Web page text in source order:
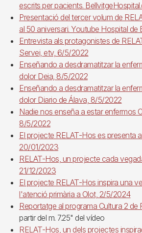
escrits per pacients.
Presentació del tercer volum de
al 50 aniversari. Youtube Hospital
Entrevista als protagonistes de
Servei, etv, 6/5/2022
Enseñando a desdramatitzar la
dolor Deia, 8/5/2022
Enseñando a desdramatitzar la
dolor Diario de Álava, 8/5/2022
Nadie nos enseña a estar enfermos
8/5/2022
El projecte RELAT-Hos es presenta
20/01/2023
RELAT-Hos, un projecte cada
21/12/2023
El projecte RELAT-Hos inspira una
l'atenció primària a Olot, 2/5/2024
Reportatge al programa Cultura 2
partir del m. 7.25" del vídeo
RELAT-Hos, un dels projectes